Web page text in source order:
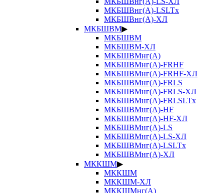
МКБШВнг(А)-LSLTx
МКБШВнг(А)-ХЛ
МКБШВМ▶
МКБШВМ
МКБШВМ-ХЛ
МКБШВМнг(А)
МКБШВМнг(А)-FRHF
МКБШВМнг(А)-FRHF-ХЛ
МКБШВМнг(А)-FRLS
МКБШВМнг(А)-FRLS-ХЛ
МКБШВМнг(А)-FRLSLTx
МКБШВМнг(А)-HF
МКБШВМнг(А)-HF-ХЛ
МКБШВМнг(А)-LS
МКБШВМнг(А)-LS-ХЛ
МКБШВМнг(А)-LSLTx
МКБШВМнг(А)-ХЛ
МККШМ▶
МККШМ
МККШМ-ХЛ
МККШМнг(А)